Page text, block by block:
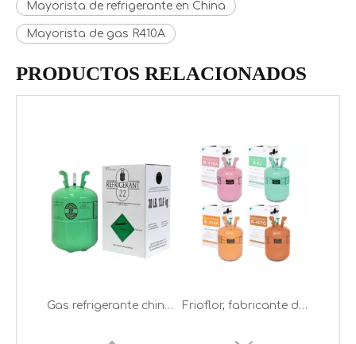
Mayorista de refrigerante en China
Mayorista de gas R410A
PRODUCTOS RELACIONADOS
Detalles del refrigerante R410A gratuito de CFC (propiedades y hoja de datos) Frioflor exporta diferentes gas refrigerante
Gas refrigerante chino R22 Mayorista (1000 g, 13,6 kg, 22.7 kg, etc.) Frioflor, fabricante de gas refrigerante chino (R22, R134A, R410A, R32)